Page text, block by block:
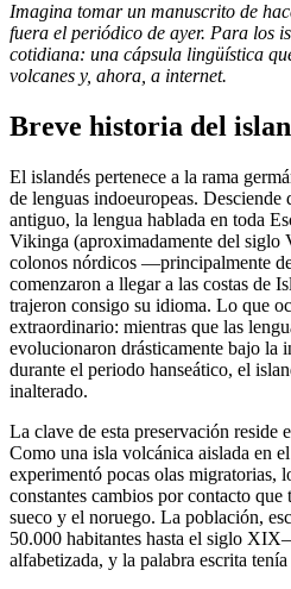
Imagina tomar un manuscrito de
fuera el periódico de ayer. Para los
cotidiana: una cápsula lingüística
volcanes y, ahora, a internet.
Breve historia del
El islandés pertenece a la rama
de lenguas indoeuropeas.
antiguo, la lengua hablada en toda
Vikinga (aproximadamente del
colonos nórdicos —principalmente
comenzaron a llegar a las costas de
trajeron consigo su idioma. Lo que
extraordinario: mientras que las
evolucionaron drásticamente bajo la
durante el periodo hanseático, el
inalterado.
La clave de esta preservación reside
Como una isla volcánica aislada en
experimentó pocas olas migratorias,
constantes cambios por contacto que
sueco y el noruego. La población,
50.000 habitantes hasta el siglo
alfabetizada, y la palabra escrita